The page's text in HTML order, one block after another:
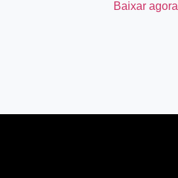
Baixar agora